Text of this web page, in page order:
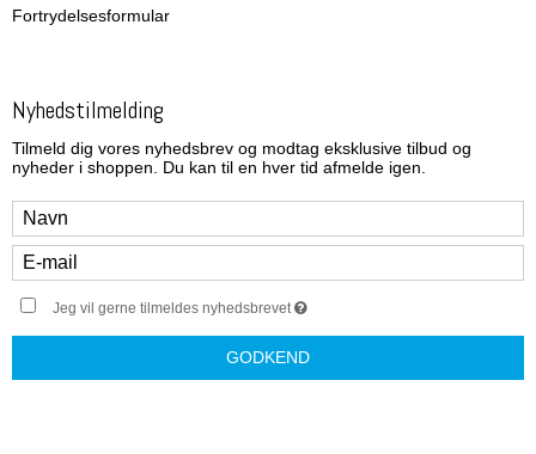
Fortrydelsesformular
Nyhedstilmelding
Tilmeld dig vores nyhedsbrev og modtag eksklusive tilbud og
nyheder i shoppen. Du kan til en hver tid afmelde igen.
Jeg vil gerne tilmeldes nyhedsbrevet
GODKEND